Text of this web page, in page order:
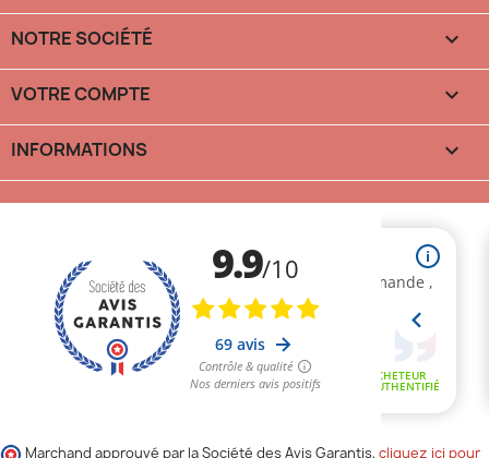
NOTRE SOCIÉTÉ 
VOTRE COMPTE 
INFORMATIONS 
Marchand approuvé par la Société des Avis Garantis, cliquez ici pour